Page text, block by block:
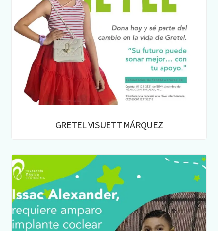
GRETEL VISUETT MÁRQUEZ